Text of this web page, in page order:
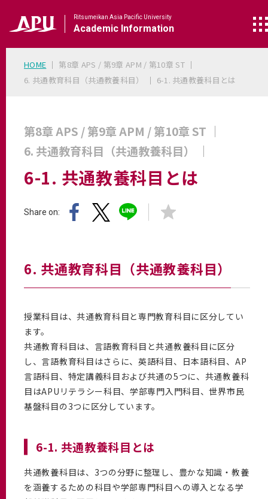
Ritsumeikan Asia Pacific University
Academic Information
HOME
第8章 APS / 第9章 APM / 第10章 ST
6. 共通教育科目（共通教養科目）
6-1. 共通教養科目とは
第8章 APS / 第9章 APM / 第10章 ST
6. 共通教育科目（共通教養科目）
6-1. 共通教養科目とは
Share on:
6. 共通教育科目（共通教養科目）
授業科目は、共通教育科目と専門教育科目に区分してい
ます。
共通教育科目は、言語教育科目と共通教養科目に区分
し、言語教育科目はさらに、英語科目、日本語科目、AP
言語科目、特定講義科目および共通の5つに、共通教養科
目はAPUリテラシー科目、学部専門入門科目、世界市民
基盤科目の3つに区分しています。
6-1. 共通教養科目とは
共通教養科目は、3つの分野に整理し、豊かな知識・教養
を涵養するための科目や学部専門科目への導入となる学